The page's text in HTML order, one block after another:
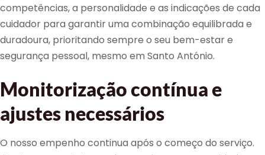
competências, a personalidade e as indicações de cada
cuidador para garantir uma combinação equilibrada e
duradoura, prioritando sempre o seu bem-estar e
segurança pessoal, mesmo em Santo António.
Monitorização contínua e
ajustes necessários
O nosso empenho continua após o começo do serviço.